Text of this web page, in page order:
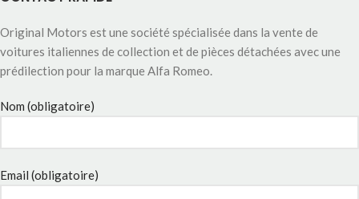
Original Motors est une société spécialisée dans la vente de
voitures italiennes de collection et de pièces détachées avec une
prédilection pour la marque Alfa Romeo.
Nom (obligatoire)
Email (obligatoire)